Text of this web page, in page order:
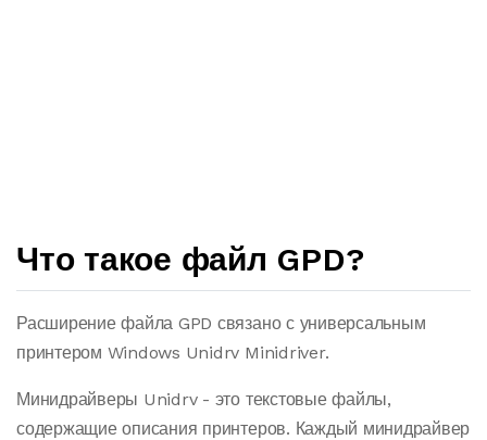
Что такое файл GPD?
Расширение файла GPD связано с универсальным
принтером Windows Unidrv Minidriver.
Минидрайверы Unidrv - это текстовые файлы,
содержащие описания принтеров. Каждый минидрайвер